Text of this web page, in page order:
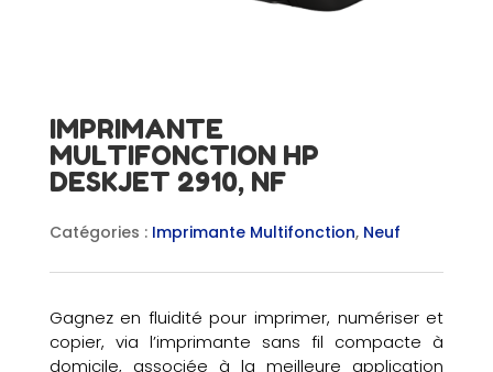
IMPRIMANTE
MULTIFONCTION HP
DESKJET 2910, NF
Catégories : Imprimante Multifonction, Neuf
Gagnez en fluidité pour imprimer, numériser et
copier, via l’imprimante sans fil compacte à
domicile, associée à la meilleure application